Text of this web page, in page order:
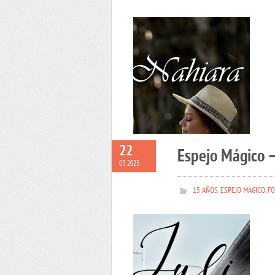
22
03 2025 Espejo Mágico
15 AÑOS,ESPEJO MAGICO,